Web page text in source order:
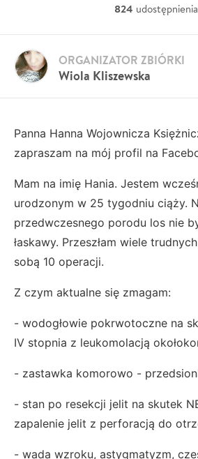
824 udostępnienia
Wiola Kliszewska
ORGANIZATOR ZBIÓRKI
Panna Hanna Wojownicza
zapraszam na mój profil na
Mam na imię Hania. Jestem
urodzonym w 25 tygodniu ciąży.
przedwczesnego porodu los nie
łaskawy. Przeszłam wiele
sobą 10 operacji.
Z czym aktualne się zmagam:
- wodogłowie pokrwotoczne na
IV stopnia z leukomolacją
- zastawka komorowo -
- stan po resekcji jelit na skutek
zapalenie jelit z perforacją do
- wada wzroku, astygmatyzm,